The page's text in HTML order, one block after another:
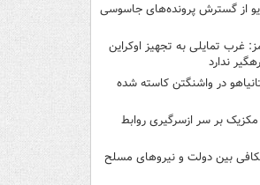
از گسترش پرونده‌های جاسوسی
غرب تمایلی به تجهیز اوکراین
ندارد
در واشنگتن کاسته شده
مکزیک بر سر ازسرگیری روابط
بین دولت و نیروهای مسلح